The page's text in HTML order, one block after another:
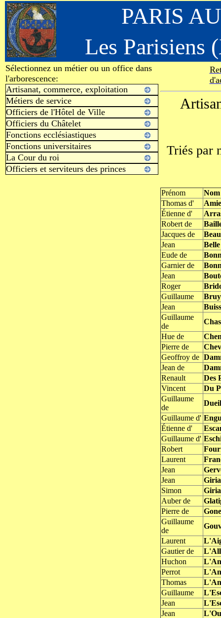
PARIS
Les Parisiens
Sélectionnez un métier ou un office dans
l'arborescence:
Artisanat, commerce, exploitation
Métiers de service
Officiers de l'Hôtel de Ville
Officiers du Châtelet
Fonctions ecclésiastiques
Fonctions universitaires
La Cour du roi
Officiers et serviteurs des princes
Triés par
Prénom
Nom
Thomas d'
Étienne d'
Robert de
Jacques de
Jean
Eude de
Garnier de
Jean
Roger
Guillaume
Jean
Guillaume
de
Hue de
Pierre de
Geoffroy de
Jean de
Renault
Des
Vincent
Du
Guillaume
de
Guillaume d'
Étienne d'
Guillaume d'
Robert
Laurent
Jean
Jean
Simon
Auber de
Pierre de
Guillaume
de
Laurent
Gautier de
Huchon
Perrot
Thomas
Guillaume
Jean
Jean